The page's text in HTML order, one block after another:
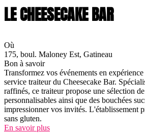
LE CHEESECAKE BAR
Où
175, boul. Maloney Est, Gatineau
Bon à savoir
Transformez vos événements en
service traiteur du Cheesecake Bar.
raffinés, ce traiteur propose une sélection
personnalisables ainsi que des bouchées
impressionner vos invités. L'établissement
sans gluten.
En savoir plus